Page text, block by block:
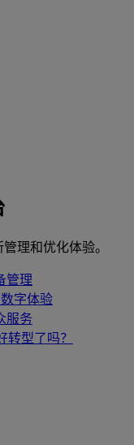
理和优化体验。
管理
字体验
服务
转型了吗？